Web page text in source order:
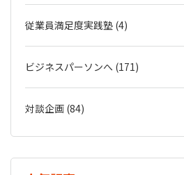
従業員満足度実践塾 (4)
ビジネスパーソンへ (171)
対談企画 (84)